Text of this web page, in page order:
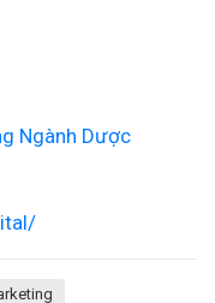
Ngành Dược